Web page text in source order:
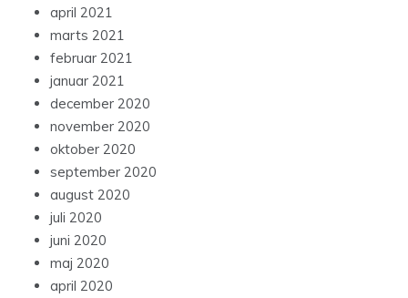
april 2021
marts 2021
februar 2021
januar 2021
december 2020
november 2020
oktober 2020
september 2020
august 2020
juli 2020
juni 2020
maj 2020
april 2020